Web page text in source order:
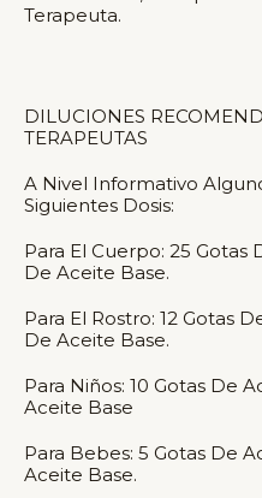
Terapeuta.
DILUCIONES
TERAPEUTAS
A Nivel Informativo
Siguientes Dosis:
Para El Cuerpo: 25 Gotas
De Aceite Base.
Para El Rostro: 12 Gotas
De Aceite Base.
Para Niños: 10 Gotas De
Aceite Base
Para Bebes: 5 Gotas De
Aceite Base.